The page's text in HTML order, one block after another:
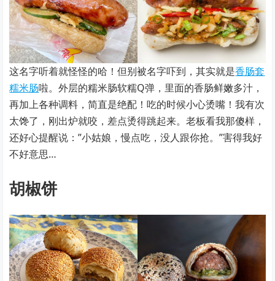
这名字听着就怪怪的哈！但别被名字吓到，其实就是香肠套
糯米肠啦。外层的糯米肠软糯Q弹，里面的香肠鲜嫩多汁，
再加上各种调料，简直是绝配！吃的时候小心烫嘴！我有次
太馋了，刚出炉就咬，差点烫得跳起来。老板看我那傻样，
还好心提醒说：”小姑娘，慢点吃，没人跟你抢。”害得我好
不好意思…
胡椒饼